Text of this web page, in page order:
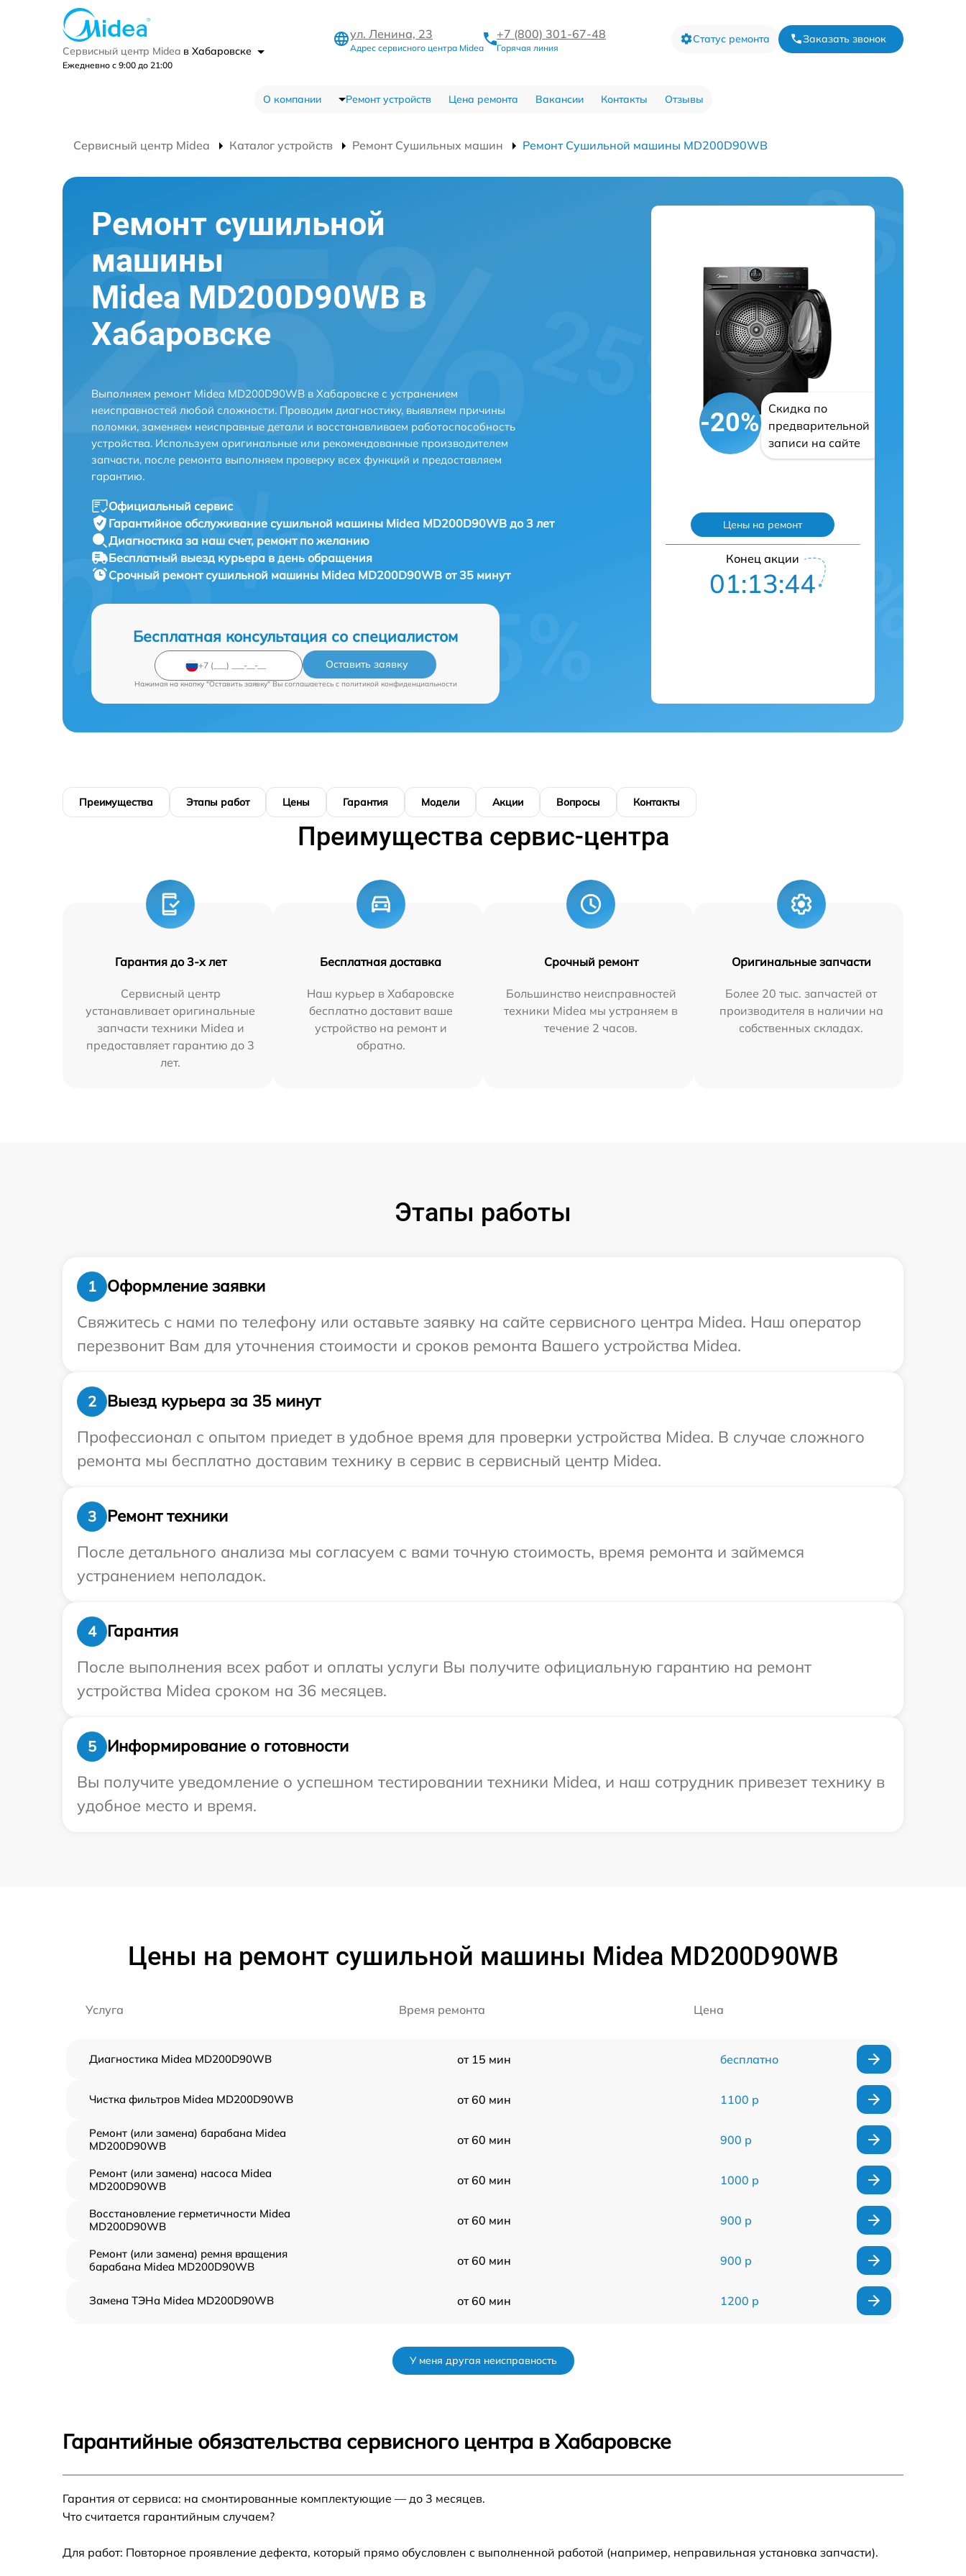
Сервисный центр Midea в Хабаровске
Ежедневно с 9:00 до 21:00
ул. Ленина, 23
Адрес сервисного центра Midea
+7 (800) 301-67-48
Горячая линия
Статус ремонта Заказать звонок
О компании Ремонт устройств Цена ремонта Вакансии Контакты Отзывы
Сервисный центр Midea Каталог устройств Ремонт Сушильных машин Ремонт Сушильной машины MD200D90WB
Ремонт сушильной
машины
Midea MD200D90WB в
Хабаровске
Выполняем ремонт Midea MD200D90WB в Хабаровске с устранением
неисправностей любой сложности. Проводим диагностику, выявляем причины
поломки, заменяем неисправные детали и восстанавливаем работоспособность
устройства. Используем оригинальные или рекомендованные производителем
запчасти, после ремонта выполняем проверку всех функций и предоставляем
гарантию.
Официальный сервис
Гарантийное обслуживание сушильной машины Midea MD200D90WB до 3 лет
Диагностика за наш счет, ремонт по желанию
Бесплатный выезд курьера в день обращения
Срочный ремонтсушильной машины Midea MD200D90WB от 35 минут
Бесплатная консультация со специалистом
Оставить заявку
Нажимая на кнопку "Оставить заявку" Вы соглашаетесь c политикой конфиденциальности
-20%
Скидка по
предварительной
записи на сайте
Цены на ремонт
Конец акции
01:13:43
Преимущества Этапы работ Цены Гарантия Модели Акции Вопросы Контакты
Преимущества сервис-центра
Гарантия до 3-х лет
Сервисный центр
устанавливает оригинальные
запчасти техники Midea и
предоставляет гарантию до 3
лет.
Бесплатная доставка
Наш курьер в Хабаровске
бесплатно доставит ваше
устройство на ремонт и
обратно.
Срочный ремонт
Большинство неисправностей
техники Midea мы устраняем в
течение 2 часов.
Оригинальные запчасти
Более 20 тыс. запчастей от
производителя в наличии на
собственных складах.
Этапы работы
1
Оформление заявки
Свяжитесь с нами по телефону или оставьте заявку на сайте сервисного центра Midea. Наш оператор
перезвонит Вам для уточнения стоимости и сроков ремонта Вашего устройства Midea.
2
Выезд курьера за 35 минут
Профессионал с опытом приедет в удобное время для проверки устройства Midea. В случае сложного
ремонта мы бесплатно доставим технику в сервис в сервисный центр Midea.
3
Ремонт техники
После детального анализа мы согласуем с вами точную стоимость, время ремонта и займемся
устранением неполадок.
4
Гарантия
После выполнения всех работ и оплаты услуги Вы получите официальную гарантию на ремонт
устройства Midea сроком на 36 месяцев.
5
Информирование о готовности
Вы получите уведомление о успешном тестировании техники Midea, и наш сотрудник привезет технику в
удобное место и время.
Цены на ремонт сушильной машины Midea MD200D90WB
Услуга Время ремонта Цена
Диагностика Midea MD200D90WB от 15 мин бесплатно
Чистка фильтров Midea MD200D90WB от 60 мин 1100 р
Ремонт (или замена) барабана Midea
MD200D90WB
от 60 мин 900 р
Ремонт (или замена) насоса Midea
MD200D90WB
от 60 мин 1000 р
Восстановление герметичности Midea
MD200D90WB
от 60 мин 900 р
Ремонт (или замена) ремня вращения
барабана Midea MD200D90WB
от 60 мин 900 р
Замена ТЭНа Midea MD200D90WB от 60 мин 1200 р
Замена дисплея Midea MD200D90WB от 60 мин
MD200D90WB
У меня другая неисправность
Гарантийные обязательства сервисного центра в Хабаровске
Гарантия от сервиса: на смонтированные комплектующие — до 3 месяцев.
Что считается гарантийным случаем?
Для работ: Повторное проявление дефекта, который прямо обусловлен с выполненной работой (например, неправильная установка запчасти).